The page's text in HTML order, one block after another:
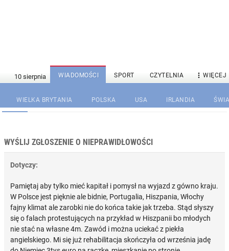
WIADOMOŚCI SPORT CZYTELNIA  WIĘCEJ
WIELKA BRYTANIA POLSKA USA IRLANDIA
WYŚLIJ ZGŁOSZENIE O NIEPRAWIDŁOWOŚCI
Dotyczy:
Pamiętaj aby tylko mieć kapitał i pomysł na wyjazd z gówno kraju.
W Polsce jest pięknie ale bidnie, Portugalia, Hiszpania, Włochy
fajny klimat ale zarobki nie do końca takie jak trzeba. Stąd słyszy
się o falach protestujących na przykład w Hiszpanii bo młodych
nie stać na własne 4m. Zawód i można uciekać z piekła
angielskiego. Mi się już rehabilitacja skończyła od września jadę